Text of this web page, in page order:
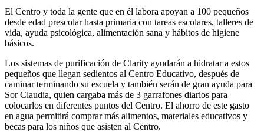
El Centro y toda la gente que en él labora apoyan a 100 pequeños
desde edad prescolar hasta primaria con tareas escolares, talleres de
vida, ayuda psicológica, alimentación sana y hábitos de higiene
básicos.
Los sistemas de purificación de Clarity ayudarán a hidratar a estos
pequeños que llegan sedientos al Centro Educativo, después de
caminar terminando su escuela y también serán de gran ayuda para
Sor Claudia, quien cargaba más de 3 garrafones diarios para
colocarlos en diferentes puntos del Centro. El ahorro de este gasto
en agua permitirá comprar más alimentos, materiales educativos y
becas para los niños que asisten al Centro.